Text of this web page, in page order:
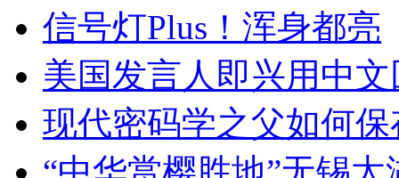
信号灯Plus！浑身都亮
美国发言人即兴用中
现代密码学之父如何